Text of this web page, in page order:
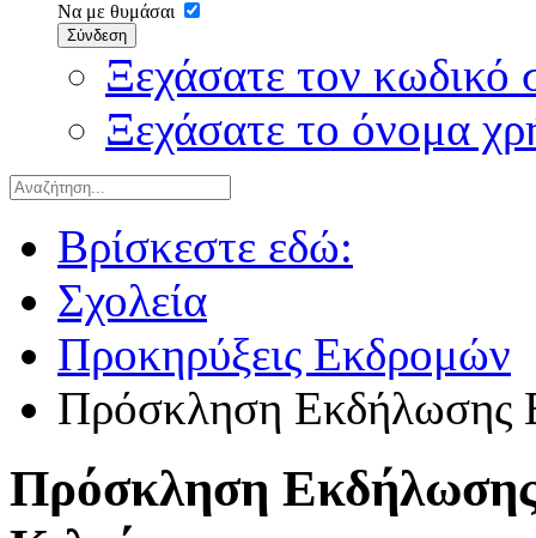
Να με θυμάσαι
Σύνδεση
Ξεχάσατε τον κωδικό
Ξεχάσατε το όνομα
Βρίσκεστε εδώ:
Σχολεία
Προκηρύξεις Εκδρομών
Πρόσκληση Εκδήλωσης
Πρόσκληση